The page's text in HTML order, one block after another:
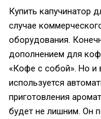
Купить капучинатор
случае
оборудования.
дополнением для
«Кофе с собой». Но и
используется
приготовления
будет не лишним. Он